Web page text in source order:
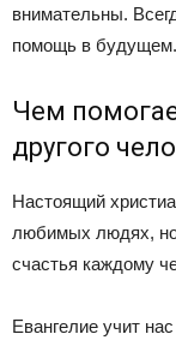
внимательны.
помощь в будущем.
Чем
другого
Настоящий
любимых людях, но
счастья каждому
Евангелие учит